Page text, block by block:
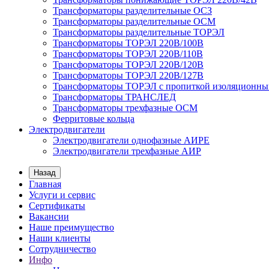
Трансформаторы разделительные ОСЗ
Трансформаторы разделительные ОСМ
Трансформаторы разделительные ТОРЭЛ
Трансформаторы ТОРЭЛ 220В/100В
Трансформаторы ТОРЭЛ 220В/110В
Трансформаторы ТОРЭЛ 220В/120В
Трансформаторы ТОРЭЛ 220В/127В
Трансформаторы ТОРЭЛ с пропиткой
Трансформаторы ТРАНСЛЕД
Трансформаторы трехфазные ОСМ
Ферритовые кольца
Электродвигатели
Электродвигатели однофазные АИРЕ
Электродвигатели трехфазные АИР
Назад
Главная
Услуги и сервис
Сертификаты
Вакансии
Наше преимущество
Наши клиенты
Сотрудничество
Инфо